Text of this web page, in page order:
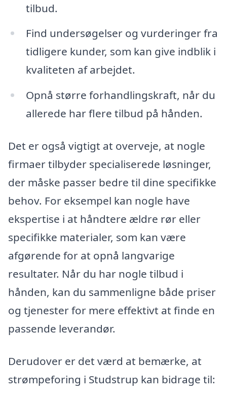
tilbud.
Find undersøgelser og vurderinger fra
tidligere kunder, som kan give indblik i
kvaliteten af arbejdet.
Opnå større forhandlingskraft, når du
allerede har flere tilbud på hånden.
Det er også vigtigt at overveje, at nogle
firmaer tilbyder specialiserede løsninger,
der måske passer bedre til dine specifikke
behov. For eksempel kan nogle have
ekspertise i at håndtere ældre rør eller
specifikke materialer, som kan være
afgørende for at opnå langvarige
resultater. Når du har nogle tilbud i
hånden, kan du sammenligne både priser
og tjenester for mere effektivt at finde en
passende leverandør.
Derudover er det værd at bemærke, at
strømpeforing i Studstrup kan bidrage til: